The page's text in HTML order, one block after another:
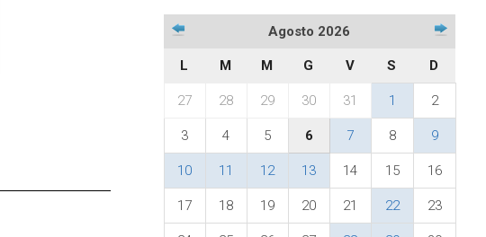
Agosto 2026
L M M G V S D
27 28 29 30 31 1 2
3 4 5 6 7 8 9
10 11 12 13 14 15 16
17 18 19 20 21 22 23